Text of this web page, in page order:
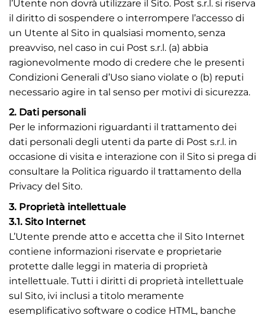
l’Utente non dovrà utilizzare il Sito. Post s.r.l. si riserva
il diritto di sospendere o interrompere l’accesso di
un Utente al Sito in qualsiasi momento, senza
preavviso, nel caso in cui Post s.r.l. (a) abbia
ragionevolmente modo di credere che le presenti
Condizioni Generali d’Uso siano violate o (b) reputi
necessario agire in tal senso per motivi di sicurezza.
2. Dati personali
Per le informazioni riguardanti il trattamento dei
dati personali degli utenti da parte di Post s.r.l. in
occasione di visita e interazione con il Sito si prega di
consultare la Politica riguardo il trattamento della
Privacy del Sito.
3. Proprietà intellettuale
3.1. Sito Internet
L’Utente prende atto e accetta che il Sito Internet
contiene informazioni riservate e proprietarie
protette dalle leggi in materia di proprietà
intellettuale. Tutti i diritti di proprietà intellettuale
sul Sito, ivi inclusi a titolo meramente
esemplificativo software o codice HTML, banche